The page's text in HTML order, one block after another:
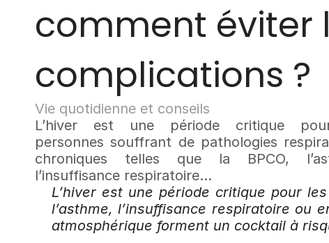
comment éviter
complications ?
Vie quotidienne et conseils
L’hiver est une période critique
personnes souffrant de pathologies
chroniques telles que la BPCO,
l’insuffisance respiratoire...
L’hiver est une période critique pour
l’asthme, l’insuffisance respiratoire ou
atmosphérique forment un cocktail à